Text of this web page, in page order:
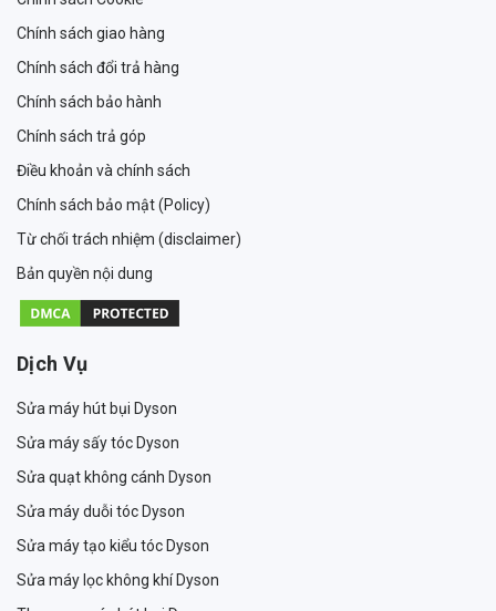
Chính sách giao hàng
Chính sách đổi trả hàng
Chính sách bảo hành
Chính sách trả góp
Điều khoản và chính sách
Chính sách bảo mật (Policy)
Từ chối trách nhiệm (disclaimer)
Bản quyền nội dung
Dịch Vụ
Sửa máy hút bụi Dyson
Sửa máy sấy tóc Dyson
Sửa quạt không cánh Dyson
Sửa máy duỗi tóc Dyson
Sửa máy tạo kiểu tóc Dyson
Sửa máy lọc không khí Dyson